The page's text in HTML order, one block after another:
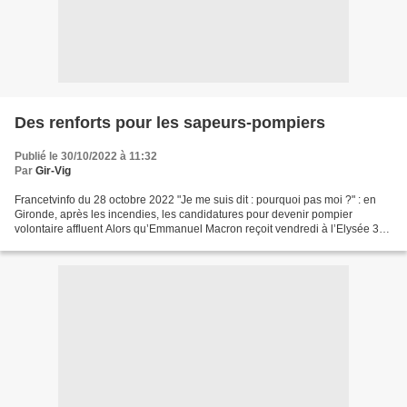
Des renforts pour les sapeurs-pompiers
Publié le 30/10/2022 à 11:32
Par Gir-Vig
Francetvinfo du 28 octobre 2022 "Je me suis dit : pourquoi pas moi ?" : en
Gironde, après les incendies, les candidatures pour devenir pompier
volontaire affluent Alors qu’Emmanuel Macron reçoit vendredi à l’Elysée 350